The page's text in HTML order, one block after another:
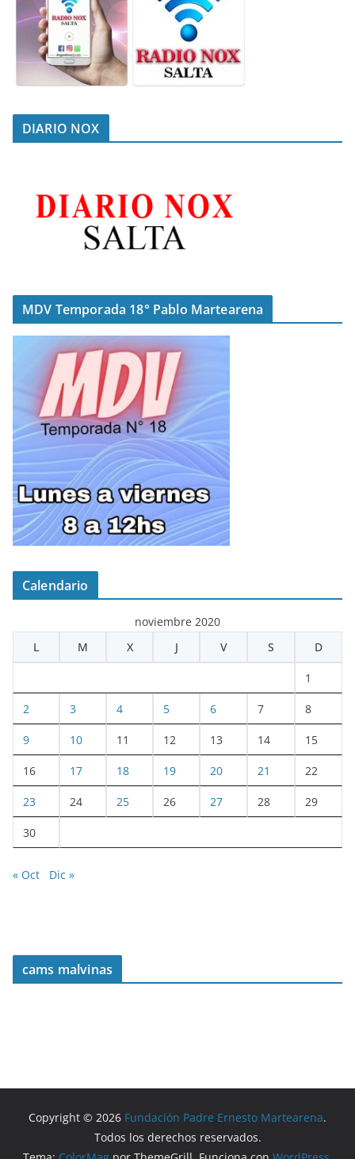
DIARIO NOX
MDV Temporada 18° Pablo Martearena
Calendario
noviembre 2020
L
M X J V S D
1
2 3 4 5 6 7 8
9 10 11 12 13 14 15
16 17 18 19 20 21 22
23 24 25 26 27 28 29
30
« Oct Dic »
cams malvinas
Copyright © 2026 Fundación Padre Ernesto Martearena.
Todos los derechos reservados.